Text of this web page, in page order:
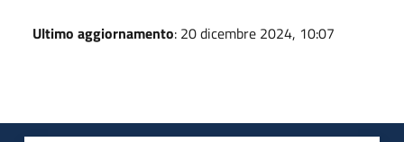
Ultimo aggiornamento: 20 dicembre 2024, 10:07